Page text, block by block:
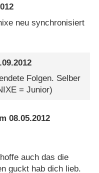
neu synchronisiert
Folgen. Selber
= Junior)
08.05.2012
auch das die
guckt hab dich lieb.